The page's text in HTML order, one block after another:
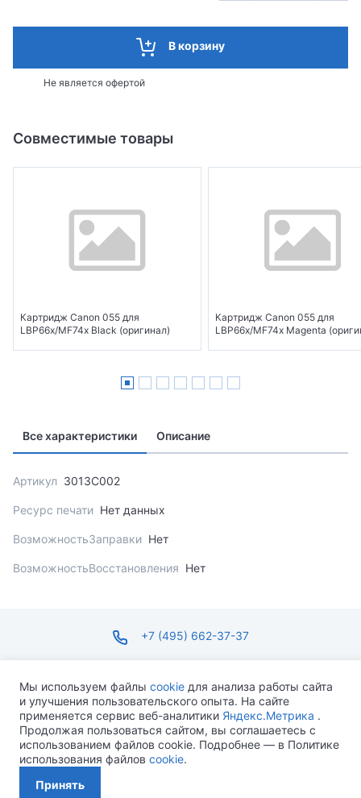
В корзину
Не является офертой
Совместимые товары
Картридж Canon 055 для
LBP66x/MF74x Black (оригинал)
Картридж Canon 055 для
LBP66x/MF74x Magenta
Все характеристики Описание
Артикул 3013C002
Ресурс печати Нет данных
ВозможностьЗаправки Нет
ВозможностьВосстановления Нет
+7 (495) 662-37-37
ПН-ПТ С 09:00 ДО 18:00 СБ-ВС ВЫХОДНОЙ
Мы используем файлы cookie для анализа работы сайта
и улучшения пользовательского опыта. На сайте
применяется сервис веб-аналитики Яндекс.Метрика .
Продолжая пользоваться сайтом, вы соглашаетесь с
использованием файлов cookie. Подробнее — в Политике
использования файлов cookie.
Принять